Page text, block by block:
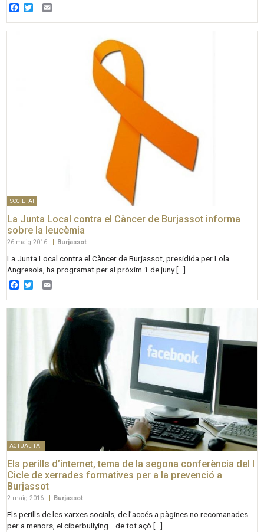
Facebook
Twitter
SOCIETAT
La Junta Local contra el Càncer de Burjassot informa
sobre la leucèmia
26 maig 2016 Burjassot
La Junta Local contra el Càncer de Burjassot, presidida per Lola
Angresola, ha programat per al pròxim 1 de juny […]
Facebook
Twitter
ACTUALITAT
Els perills d’internet, tema de la segona conferència del I
Cicle de xerrades formatives per a la prevenció a
Burjassot
2 maig 2016 Burjassot
Els perills de les xarxes socials, de l’accés a pàgines no recomanades
per a menors, el ciberbullying… de tot açò […]